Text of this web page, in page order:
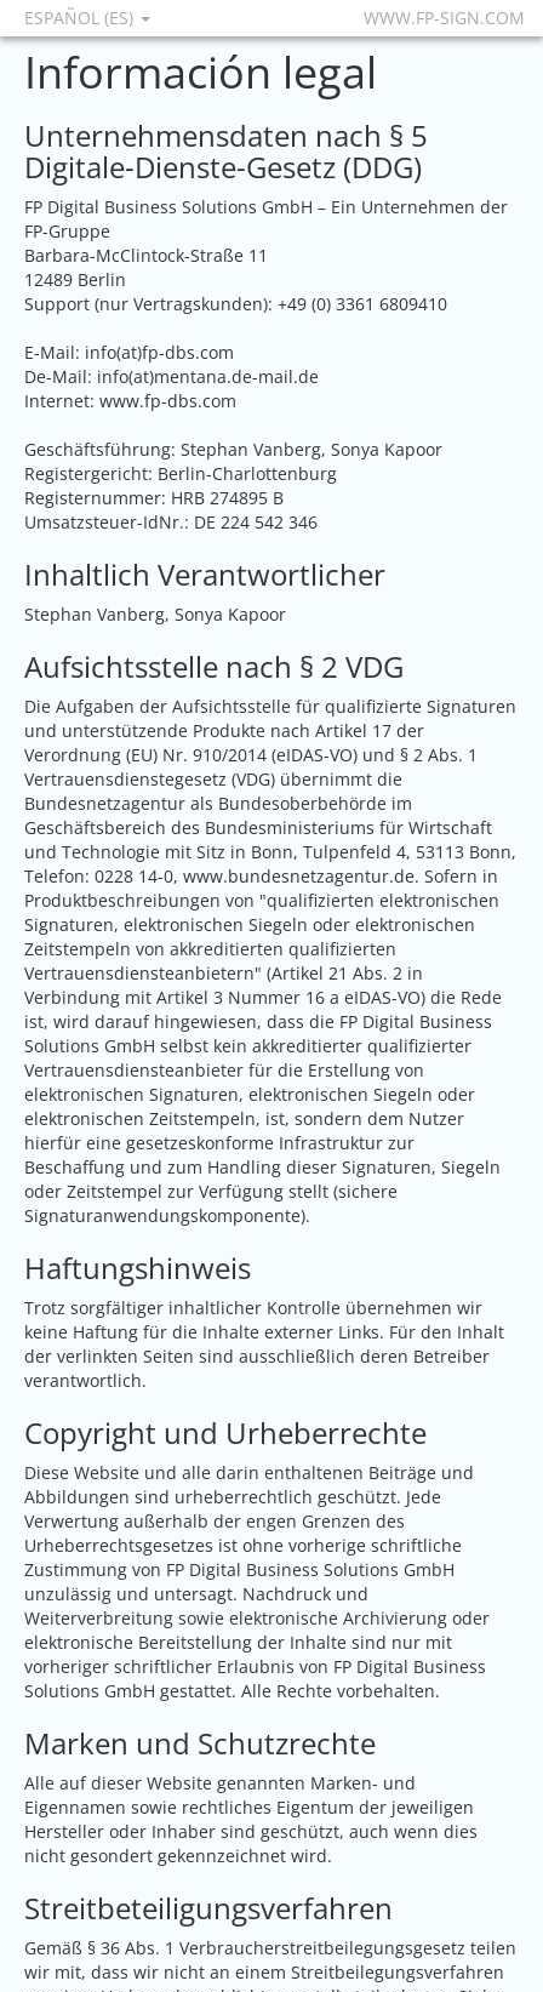
ESPAÑOL (ES) WWW.FP-SIGN.COM
Información legal
Unternehmensdaten nach § 5
Digitale-Dienste-Gesetz (DDG)
FP Digital Business Solutions GmbH – Ein Unternehmen der
FP-Gruppe
Barbara-McClintock-Straße 11
12489 Berlin
Support (nur Vertragskunden): +49 (0) 3361 6809410
E-Mail: info(at)fp-dbs.com
De-Mail: info(at)mentana.de-mail.de
Internet: www.fp-dbs.com
Geschäftsführung: Stephan Vanberg, Sonya Kapoor
Registergericht: Berlin-Charlottenburg
Registernummer: HRB 274895 B
Umsatzsteuer-IdNr.: DE 224 542 346
Inhaltlich Verantwortlicher
Stephan Vanberg, Sonya Kapoor
Aufsichtsstelle nach § 2 VDG
Die Aufgaben der Aufsichtsstelle für qualifizierte Signaturen
und unterstützende Produkte nach Artikel 17 der
Verordnung (EU) Nr. 910/2014 (eIDAS-VO) und § 2 Abs. 1
Vertrauensdienstegesetz (VDG) übernimmt die
Bundesnetzagentur als Bundesoberbehörde im
Geschäftsbereich des Bundesministeriums für Wirtschaft
und Technologie mit Sitz in Bonn, Tulpenfeld 4, 53113 Bonn,
Telefon: 0228 14-0, www.bundesnetzagentur.de. Sofern in
Produktbeschreibungen von "qualifizierten elektronischen
Signaturen, elektronischen Siegeln oder elektronischen
Zeitstempeln von akkreditierten qualifizierten
Vertrauensdiensteanbietern" (Artikel 21 Abs. 2 in
Verbindung mit Artikel 3 Nummer 16 a eIDAS-VO) die Rede
ist, wird darauf hingewiesen, dass die FP Digital Business
Solutions GmbH selbst kein akkreditierter qualifizierter
Vertrauensdiensteanbieter für die Erstellung von
elektronischen Signaturen, elektronischen Siegeln oder
elektronischen Zeitstempeln, ist, sondern dem Nutzer
hierfür eine gesetzeskonforme Infrastruktur zur
Beschaffung und zum Handling dieser Signaturen, Siegeln
oder Zeitstempel zur Verfügung stellt (sichere
Signaturanwendungskomponente).
Haftungshinweis
Trotz sorgfältiger inhaltlicher Kontrolle übernehmen wir
keine Haftung für die Inhalte externer Links. Für den Inhalt
der verlinkten Seiten sind ausschließlich deren Betreiber
verantwortlich.
Copyright und Urheberrechte
Diese Website und alle darin enthaltenen Beiträge und
Abbildungen sind urheberrechtlich geschützt. Jede
Verwertung außerhalb der engen Grenzen des
Urheberrechtsgesetzes ist ohne vorherige schriftliche
Zustimmung von FP Digital Business Solutions GmbH
unzulässig und untersagt. Nachdruck und
Weiterverbreitung sowie elektronische Archivierung oder
elektronische Bereitstellung der Inhalte sind nur mit
vorheriger schriftlicher Erlaubnis von FP Digital Business
Solutions GmbH gestattet. Alle Rechte vorbehalten.
Marken und Schutzrechte
Alle auf dieser Website genannten Marken- und
Eigennamen sowie rechtliches Eigentum der jeweiligen
Hersteller oder Inhaber sind geschützt, auch wenn dies
nicht gesondert gekennzeichnet wird.
Streitbeteiligungsverfahren
Gemäß § 36 Abs. 1 Verbraucherstreitbeilegungsgesetz teilen
wir mit, dass wir nicht an einem Streitbeilegungsverfahren